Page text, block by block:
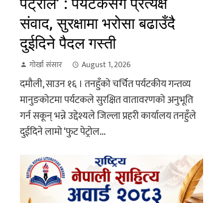
संवाद, सुरक्षामा भरोसा बढाउँदै
दुईदिने पैदल गस्ती
गोर्खा संसार August 1, 2026
दमौली, साउन १६ । तनहुँको चर्चित पर्यटकीय गन्तव्य
मानुङकोटमा पर्यटकले सुरक्षित वातावरणको अनुभूति
गर्न सकून् भन्ने उद्देश्यले जिल्ला प्रहरी कार्यालय तनहुँले
दुईदिने लामो ‘फुट पेट्रोल...